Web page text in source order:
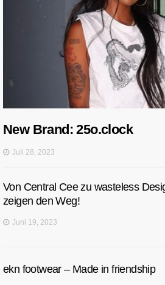
New Brand: 25o.clock
Juli 28, 2023
Von Central Cee zu wasteless
zeigen den Weg!
Juni 19, 2023
ekn footwear – Made in friendship